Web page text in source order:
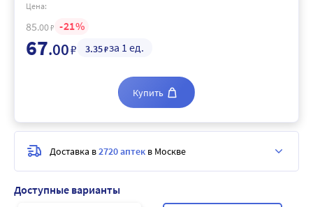
Доступные варианты
Цена:
85.00₽ 21
67.00₽ 3.35₽за 1 ед.
Купить
Доставка в2720 аптек в Москве